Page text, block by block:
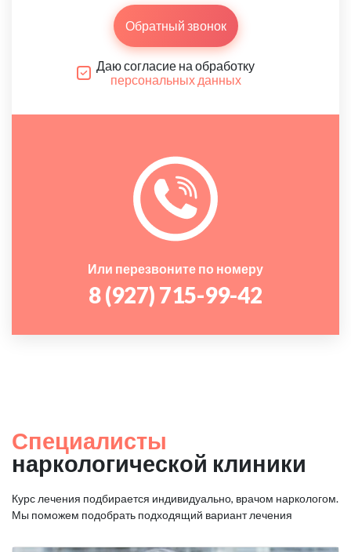
Обратный звонок
Даю согласие на обработку
персональных данных
Или перезвоните по номеру
8 (927) 715-99-42
Специалисты
наркологической клиники
Курс лечения подбирается индивидуально, врачом наркологом.
Мы поможем подобрать подходящий вариант лечения